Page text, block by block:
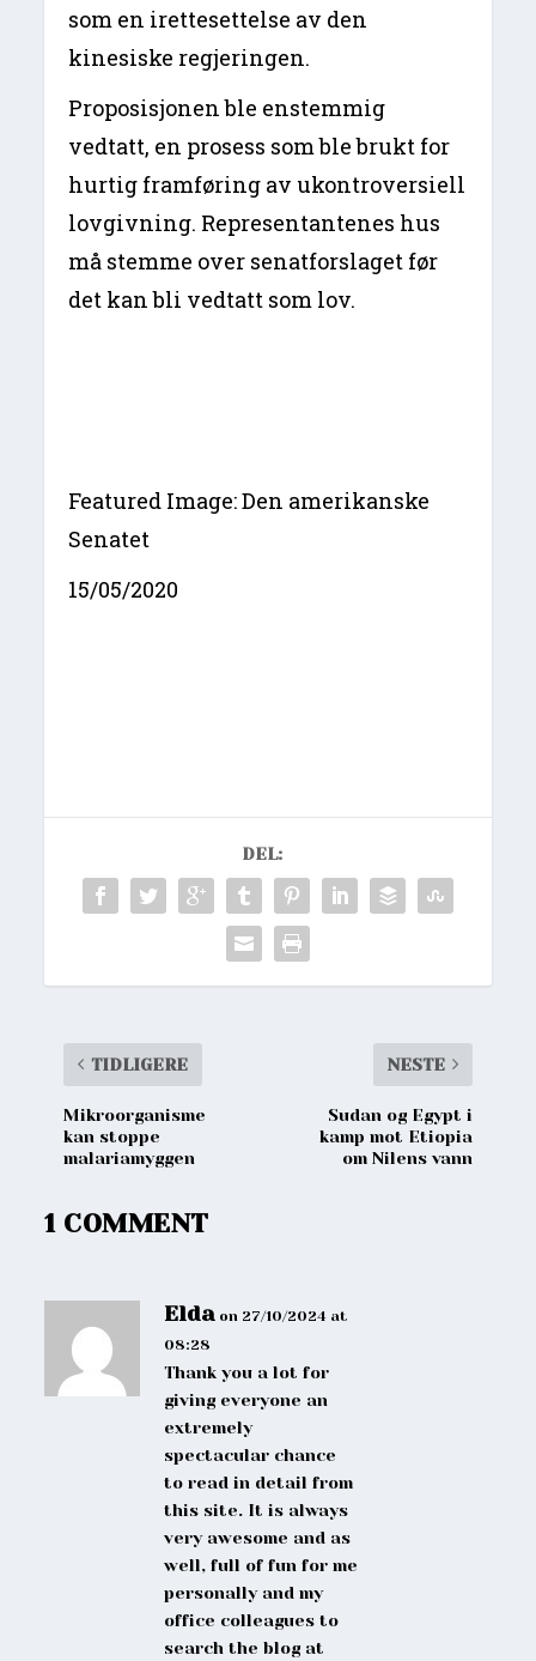
som en irettesettelse av den
kinesiske regjeringen.
Proposisjonen ble enstemmig
vedtatt, en prosess som ble brukt for
hurtig framføring av ukontroversiell
lovgivning. Representantenes hus
må stemme over senatforslaget før
det kan bli vedtatt som lov.
Featured Image: Den amerikanske
Senatet
15/05/2020
DEL:
TIDLIGERE
Mikroorganisme
kan stoppe
malariamyggen
NESTE
Sudan og Egypt i
kamp mot Etiopia
om Nilens vann
1 COMMENT
Elda on 27/10/2024 at
08:28
Thank you a lot for
giving everyone an
extremely
spectacular chance
to read in detail from
this site. It is always
very awesome and as
well, full of fun for me
personally and my
office colleagues to
search the blog at